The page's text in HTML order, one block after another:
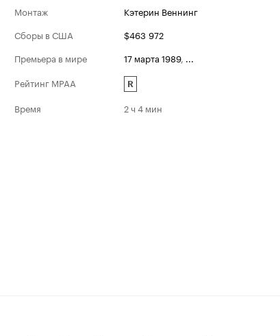
Монтаж
Кэтерин Веннинг
Сборы в США
$463 972
Премьера в мире
17 марта 1989, ...
Рейтинг MPAA
R
Время 2 ч 4 мин